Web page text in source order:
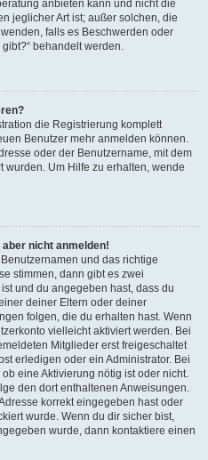
anbieten kann und nicht die
jeglicher Art ist; außer solchen, die
falls es Beschwerden oder
behandelt werden.
die Registrierung komplett
Benutzer mehr anmelden können.
oder der Benutzername, mit dem
wurden. Um Hilfe zu erhalten, wende
nicht anmelden!
und das richtige
stimmen, dann gibt es zwei
und du angegeben hast, dass du
deiner Eltern oder deiner
folgen, die du erhalten hast. Wenn
vielleicht aktiviert werden. Bei
Mitglieder erst freigeschaltet
erledigen oder ein Administrator. Bei
eine Aktivierung nötig ist oder nicht.
den dort enthaltenen Anweisungen.
korrekt eingegeben hast oder
wurde. Wenn du dir sicher bist,
wurde, dann kontaktiere einen